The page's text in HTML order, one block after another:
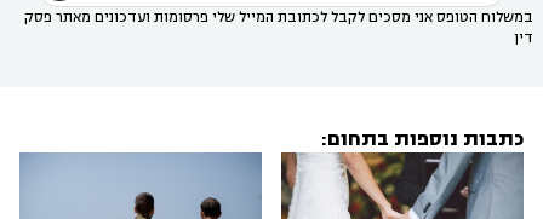
במשלוח הטופס אני מסכים לקבל לכתובת המייל שלי פרסומות ועדכונים מאתר פסק
דין
כתבות נוספות בתחום: